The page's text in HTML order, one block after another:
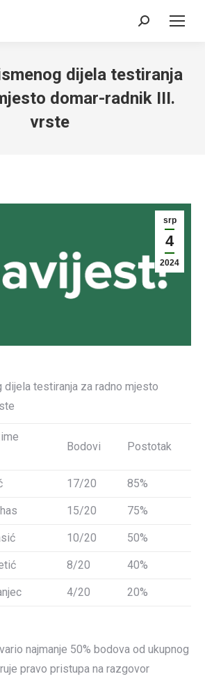
Search:
dijela testiranja
domar-radnik III.
vrste
srp
4
2024
testiranja za radno mjesto
Bodovi Postotak
17/20 85%
15/20 75%
10/20 50%
8/20 40%
4/20 20%
najmanje 50% bodova od ukupnog
pravo pristupa na razgovor